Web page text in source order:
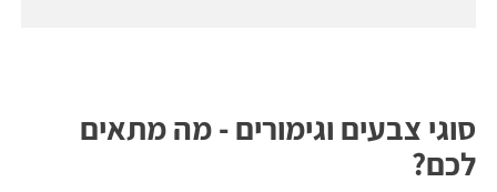
סוגי צבעים וגימורים - מה מתאים
לכם?